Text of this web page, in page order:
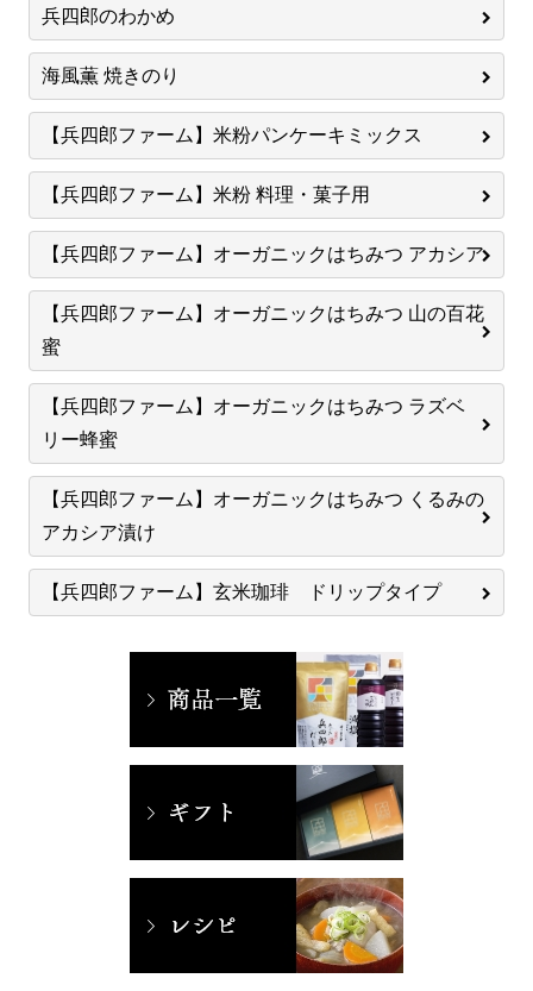
兵四郎のわかめ
海風薫 焼きのり
【兵四郎ファーム】米粉パンケーキミックス
【兵四郎ファーム】米粉 料理・菓子用
【兵四郎ファーム】オーガニックはちみつ アカシア
【兵四郎ファーム】オーガニックはちみつ 山の百花
蜜
【兵四郎ファーム】オーガニックはちみつ ラズベ
リー蜂蜜
【兵四郎ファーム】オーガニックはちみつ くるみの
アカシア漬け
【兵四郎ファーム】玄米珈琲 ドリップタイプ